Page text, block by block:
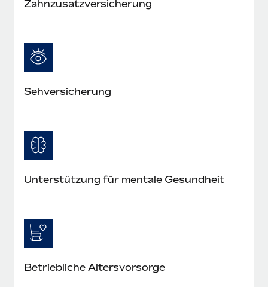
Zahn­zusatz­versicherung
Seh­versicherung
Unterstützung für mentale Gesundheit
Betriebliche Altersvorsorge